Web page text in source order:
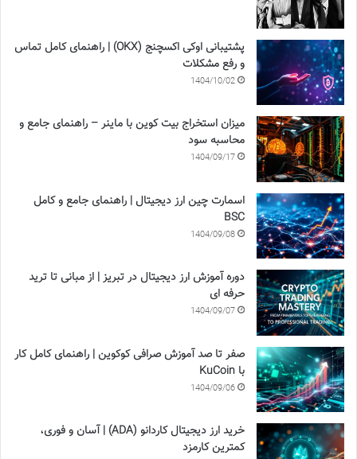
پشتیبانی اوکی اکسچنج (OKX) | راهنمای کامل تماس
و رفع مشکلات
1404/10/02
میزان استخراج بیت کوین با ماینر – راهنمای جامع و
محاسبه سود
1404/09/17
اسمارت چین ارز دیجیتال | راهنمای جامع و کامل
BSC
1404/09/08
دوره آموزش ارز دیجیتال در تبریز | از مبانی تا ترید
حرفه ای
1404/09/07
صفر تا صد آموزش صرافی کوکوین | راهنمای کامل کار
با KuCoin
1404/09/06
خرید ارز دیجیتال کاردانو (ADA) | آسان و فوری،
کمترین کارمزد